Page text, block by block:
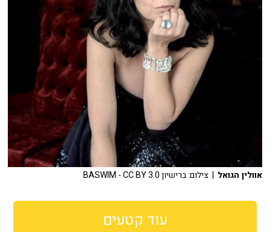
אוולין הגואל | צילום: ברישיון BASWIM - CC BY 3.0
עוד קטעים